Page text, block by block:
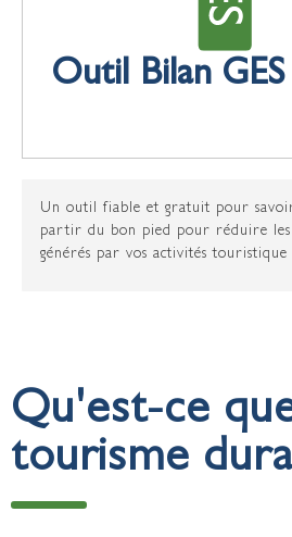
Outil Bilan
Un outil fiable et gratuit pour
partir du bon pied pour réduire les
générés par vos activités touristique
Qu'est-ce
tourisme